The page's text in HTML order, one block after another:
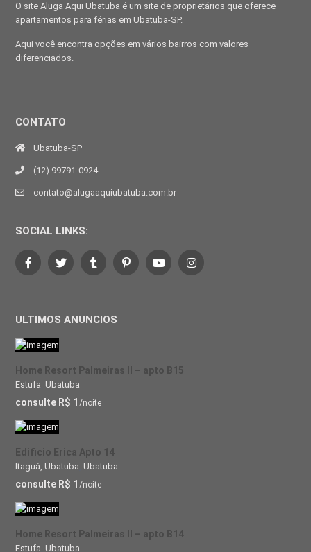
O site Aluga Aqui Ubatuba é um site de proprietários que oferece
apartamentos para férias em Ubatuba-SP.
Aqui você encontra opções em vários bairros com valores
diferenciados.
CONTATO
Ubatuba-SP
(12) 99791-0924
contato@alugaaquiubatuba.com.br
SOCIAL LINKS:
ULTIMOS ANUNCIOS
Home Resort Palmeiras II – apto B15
Estufa Ubatuba
consulte R$ 1 /noite
Edificio Erica Apto 14
Itaguá, Ubatuba Ubatuba
consulte R$ 1 /noite
Home Resort Palmeiras II – apto B14
Estufa Ubatuba